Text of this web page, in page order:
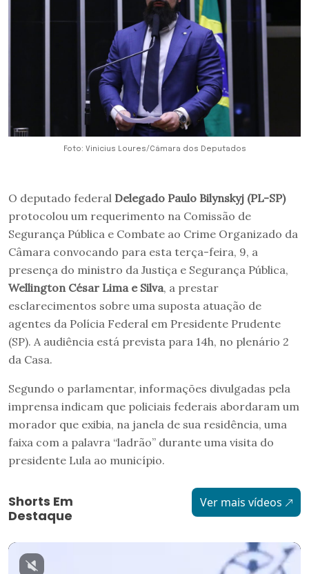
Foto: Vinicius Loures/Câmara dos Deputados
O deputado federal Delegado Paulo Bilynskyj (PL-SP)
protocolou um requerimento na Comissão de
Segurança Pública e Combate ao Crime Organizado da
Câmara convocando para esta terça-feira, 9, a
presença do ministro da Justiça e Segurança Pública,
Wellington César Lima e Silva, a prestar
esclarecimentos sobre uma suposta atuação de
agentes da Polícia Federal em Presidente Prudente
(SP). A audiência está prevista para 14h, no plenário 2
da Casa.
Segundo o parlamentar, informações divulgadas pela
imprensa indicam que policiais federais abordaram um
morador que exibia, na janela de sua residência, uma
faixa com a palavra “ladrão” durante uma visita do
presidente Lula ao município.
Shorts Em
Destaque
Ver mais vídeos